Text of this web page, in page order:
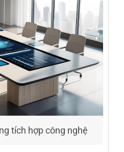
tích hợp công nghệ